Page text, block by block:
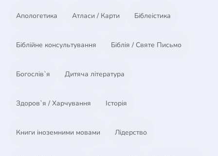
Апологетика Атласи / Карти Біблеістика
Біблійне консультування Біблія / Святе Письмо
Богослів`я Дитяча література
Здоров`я / Харчування Історія
Книги іноземними мовами Лідерство